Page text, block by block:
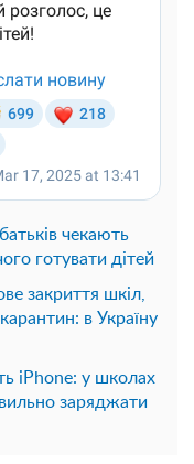
чекають
готувати дітей
закриття шкіл,
в Україну
iPhone: у школах
заряджати